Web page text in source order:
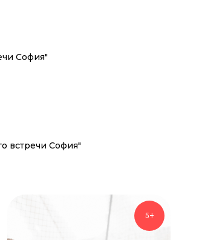
София"
встречи София"
5+